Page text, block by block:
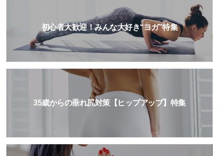
初心者大歓迎！みんな大好き“ヨガ”特集
35歳からの垂れ尻対策【ヒップアップ】特集